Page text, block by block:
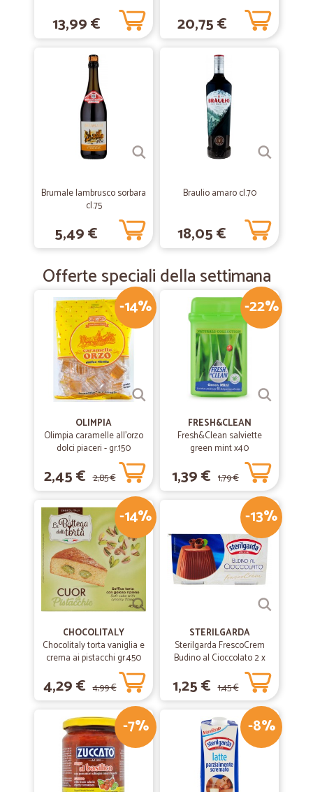
13,99 € 20,75 €
Brumale lambrusco sorbara
cl.75
5,49 €
Braulio amaro cl.70
18,05 €
Offerte speciali della settimana
-14%
OLIMPIA
Olimpia caramelle all'orzo
dolci piaceri - gr.150
2,45 € 2,85 €
-22%
FRESH&CLEAN
Fresh&Clean salviette
green mint x40
1,39 € 1,79 €
-14%
CHOCOLITALY
Chocolitaly torta vaniglia e
crema ai pistacchi gr.450
4,29 € 4,99 €
-13%
STERILGARDA
Sterilgarda FrescoCrem
Budino al Cioccolato 2 x
1,25 € 1,45 €
-7% -8%